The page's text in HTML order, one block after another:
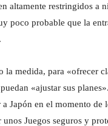
altamente restringidos a
poco probable que la
medida, para «ofrecer
«ajustar sus
Japón en el momento de
Juegos seguros y